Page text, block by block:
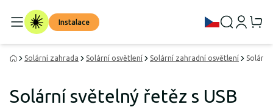
Instalace
Solární zahrada Solární osvětlení Solární zahradní osvětlení Solární
Solární světelný řetěz s USB